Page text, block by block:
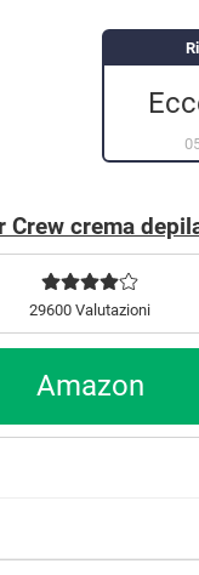
Crew crema
29600 Valutazioni
Amazon